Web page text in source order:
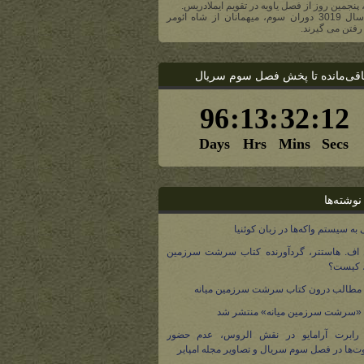
پنجمین روز از فصل یاویه در تقویم ایملادریس.
- در سال 3019 دوران سوم، میهمانان از شاه ائومر
رفتن می گیرند.
تا پخش فصل سوم سریال
نوشته‌ها
به سیستم واکه‌ها در زبان کوئنیا
اف. هاستتر، گردآورنده کتاب سرشت سرزمین
کیست؟
درون کتاب سرشت سرزمین میانه
«سرشت سرزمین میانه» منتشر شد
رابرت آرامایو در نقش الروس، عدم حضور
در فصل سوم سریال و تصاویر مجله امپایر